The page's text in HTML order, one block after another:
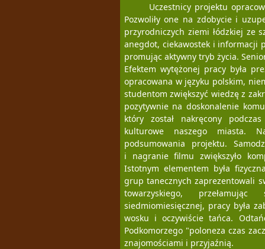
Uczestnicy projektu
Pozwoliły one na zdobycie i
przyrodniczych ziemi łódzkiej ze
anegdot, ciekawostek i informacji
promując aktywny tryb życia.
Efektem wytężonej pracy była
opracowana w języku polskim,
studentom zwiększyć wiedzę z
pozytywnie na doskonalenie
który został nakręcony
kulturowe naszego miasta.
podsumowania projektu.
i nagranie filmu zwiększyło
Istotnym elementem była
grup tanecznych zaprezentowali
towarzyskiego,
siedmiomiesięcznej, pracy była
wosku i oczywiście tańca.
Podkomorzego "poloneza czas
znajomościami i przyjaźnią.